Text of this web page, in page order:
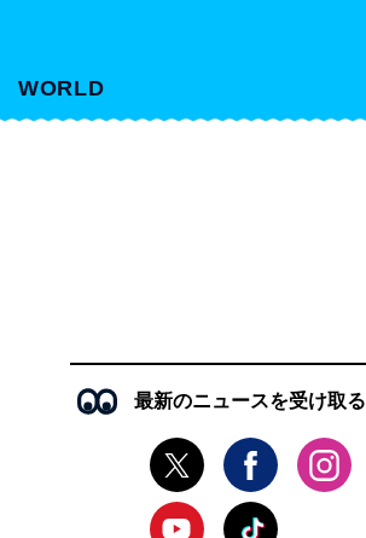
WORLD
最新のニュースを受け取る